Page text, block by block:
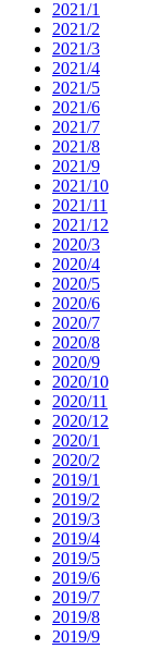
2021/1
2021/2
2021/3
2021/4
2021/5
2021/6
2021/7
2021/8
2021/9
2021/10
2021/11
2021/12
2020/3
2020/4
2020/5
2020/6
2020/7
2020/8
2020/9
2020/10
2020/11
2020/12
2020/1
2020/2
2019/1
2019/2
2019/3
2019/4
2019/5
2019/6
2019/7
2019/8
2019/9